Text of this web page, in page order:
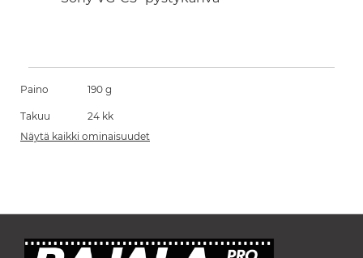
Paino 190 g
Takuu
24 kk
Näytä kaikki ominaisuudet